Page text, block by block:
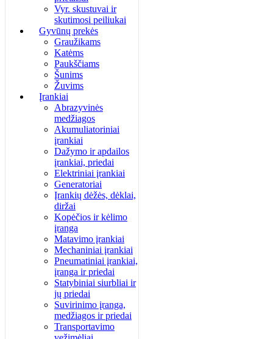
Vyr. skustuvai ir
skutimosi peiliukai
Gyvūnų prekės
Graužikams
Katėms
Paukščiams
Šunims
Žuvims
Įrankiai
Abrazyvinės
medžiagos
Akumuliatoriniai
įrankiai
Dažymo ir apdailos
įrankiai, priedai
Elektriniai įrankiai
Generatoriai
Įrankių dėžės, dėklai,
diržai
Kopėčios ir kėlimo
įranga
Matavimo įrankiai
Mechaniniai įrankiai
Pneumatiniai įrankiai,
įranga ir priedai
Statybiniai siurbliai ir
jų priedai
Suvirinimo įranga,
medžiagos ir priedai
Transportavimo